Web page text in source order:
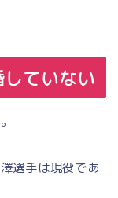
していない
選手は現役であ